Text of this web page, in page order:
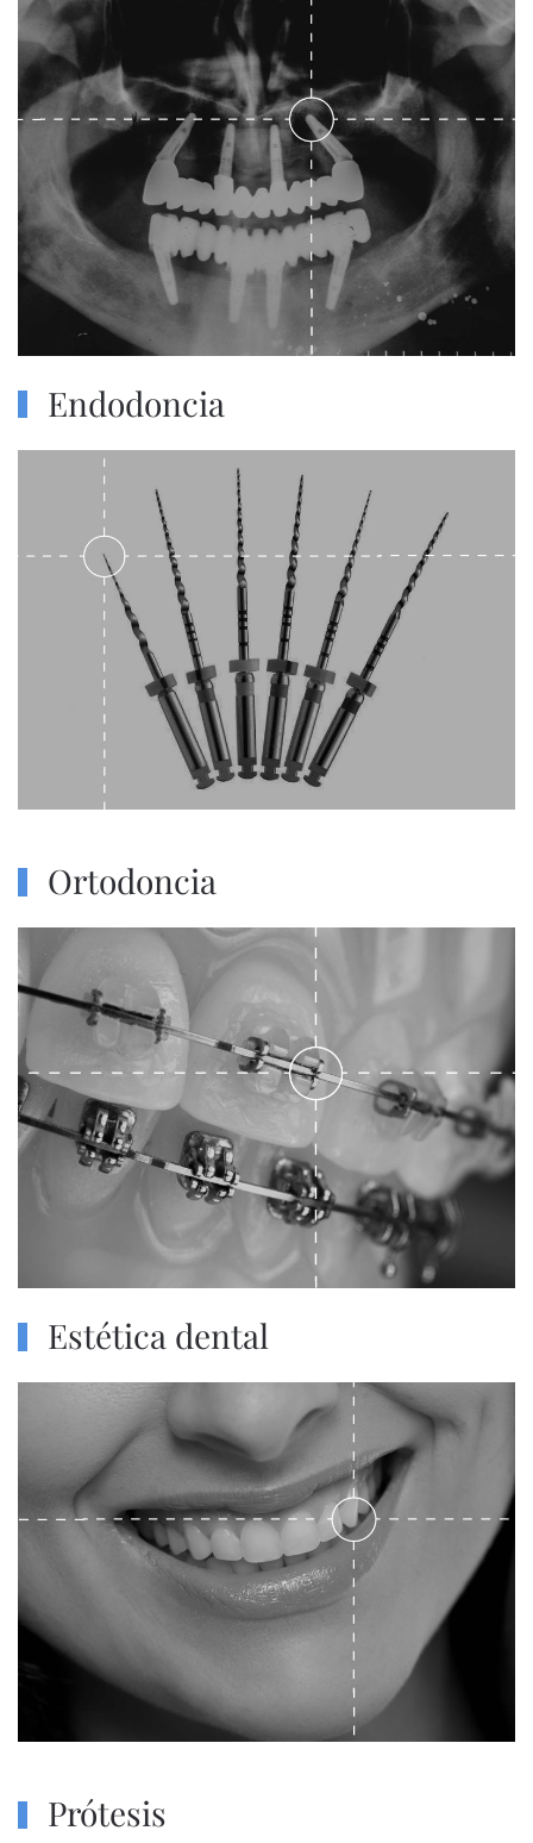
Endodoncia
Ortodoncia
Estética dental
Prótesis